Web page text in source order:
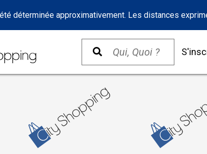
déterminée approximativement. Les distances